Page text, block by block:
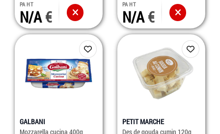
PA HT
N/A
PA HT
N/A
GALBANI
Mozzarella cucina 400g
PETIT MARCHE
Des de gouda cumin 120g